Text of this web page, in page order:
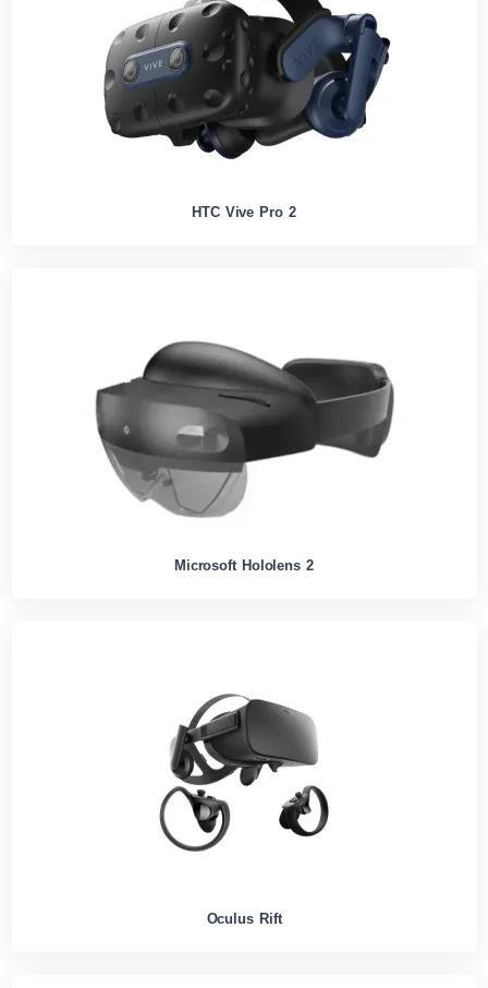
HTC Vive Pro 2
Microsoft Hololens 2
Oculus Rift